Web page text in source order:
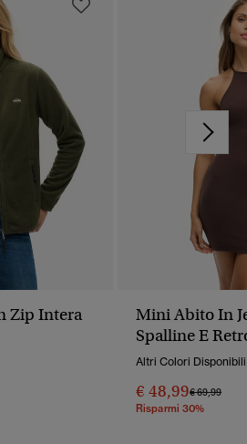
Zip Intera
Mini Abito In
Spalline E
Altri Colori Disponibili
€ 48,99Prezzo
€ 69,99A
Risparmi 30%